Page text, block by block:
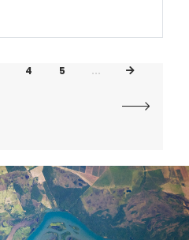
4 5 ...